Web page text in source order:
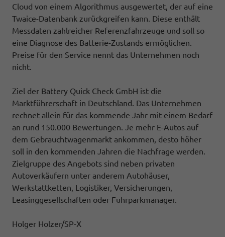
Cloud von einem Algorithmus ausgewertet, der auf eine
Twaice-Datenbank zurückgreifen kann. Diese enthält
Messdaten zahlreicher Referenzfahrzeuge und soll so
eine Diagnose des Batterie-Zustands ermöglichen.
Preise für den Service nennt das Unternehmen noch
nicht.
Ziel der Battery Quick Check GmbH ist die
Marktführerschaft in Deutschland. Das Unternehmen
rechnet allein für das kommende Jahr mit einem Bedarf
an rund 150.000 Bewertungen. Je mehr E-Autos auf
dem Gebrauchtwagenmarkt ankommen, desto höher
soll in den kommenden Jahren die Nachfrage werden.
Zielgruppe des Angebots sind neben privaten
Autoverkäufern unter anderem Autohäuser,
Werkstattketten, Logistiker, Versicherungen,
Leasinggesellschaften oder Fuhrparkmanager.
Holger Holzer/SP-X